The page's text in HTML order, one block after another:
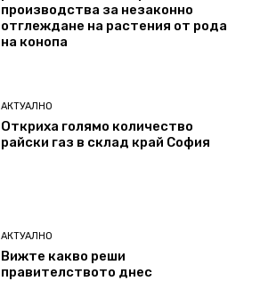
производства за незаконно
отглеждане на растения от рода
на конопа
АКТУАЛНО
Откриха голямо количество
райски газ в склад край София
АКТУАЛНО
Вижте какво реши
правителството днес